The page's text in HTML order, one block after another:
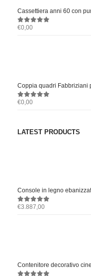
Cassettiera anni 60 con
0out of 5
€0,00
Coppia quadri Fabbriziani
0out of 5
€0,00
LATEST PRODUCTS
Console in legno
0out of 5
€3.887,00
Contenitore decorativo